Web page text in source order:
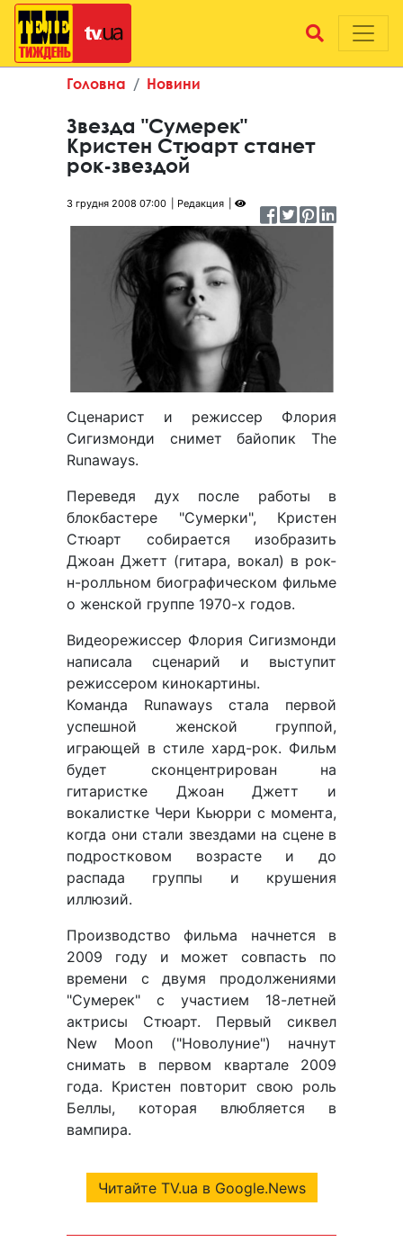
Головна Новини
Звезда "Сумерек"
Кристен Стюарт станет
рок-звездой
3 грудня 2008 07:00 Редакция
Сценарист и режиссер Флория
Сигизмонди снимет байопик The
Runaways.
Переведя дух после работы в
блокбастере "Сумерки", Кристен
Стюарт собирается изобразить
Джоан Джетт (гитара, вокал) в рок-
н-ролльном биографическом фильме
о женской группе 1970-х годов.
Видеорежиссер Флория Сигизмонди
написала сценарий и выступит
режиссером кинокартины.
Команда Runaways стала первой
успешной женской группой,
играющей в стиле хард-рок. Фильм
будет сконцентрирован на
гитаристке Джоан Джетт и
вокалистке Чери Кьюрри с момента,
когда они стали звездами на сцене в
подростковом возрасте и до
распада группы и крушения
иллюзий.
Производство фильма начнется в
2009 году и может совпасть по
времени с двумя продолжениями
"Сумерек" с участием 18-летней
актрисы Стюарт. Первый сиквел
New Moon ("Новолуние") начнут
снимать в первом квартале 2009
года. Кристен повторит свою роль
Беллы, которая влюбляется в
вампира.
Читайте TV.ua в Google.News